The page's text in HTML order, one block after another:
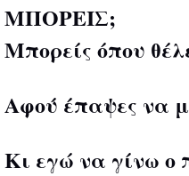
ΜΠΟΡΕΙΣ;
Μπορείς όπου
Αφού έπαψες να
Κι εγώ να γίνω ο